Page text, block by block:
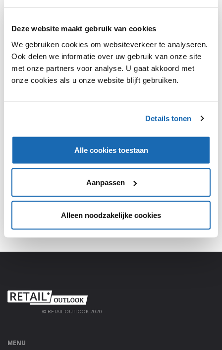
Deze website maakt gebruik van cookies
We gebruiken cookies om websiteverkeer te analyseren.
Ook delen we informatie over uw gebruik van onze site
met onze partners voor analyse. U gaat akkoord met
onze cookies als u onze website blijft gebruiken.
Details tonen
Alle cookies toestaan
Aanpassen
Alleen noodzakelijke cookies
retailwinkels.
1
SHARE, LEARN & CONNECT!
Meld je aan, deel jouw kennis en haal alles uit het
AANMELDEN
© RETAIL OUTLOOK 2020
MENU